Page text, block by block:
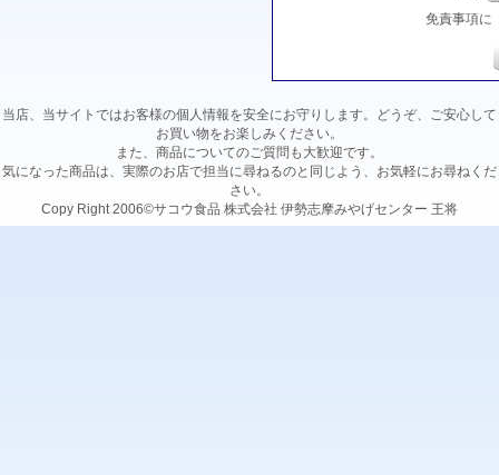
免責事項に
当店、当サイトではお客様の個人情報を安全にお守りします。どうぞ、ご安心して
お買い物をお楽しみください。
また、商品についてのご質問も大歓迎です。
気になった商品は、実際のお店で担当に尋ねるのと同じよう、お気軽にお尋ねくだ
さい。
Copy Right 2006©サコウ食品 株式会社 伊勢志摩みやげセンター 王将